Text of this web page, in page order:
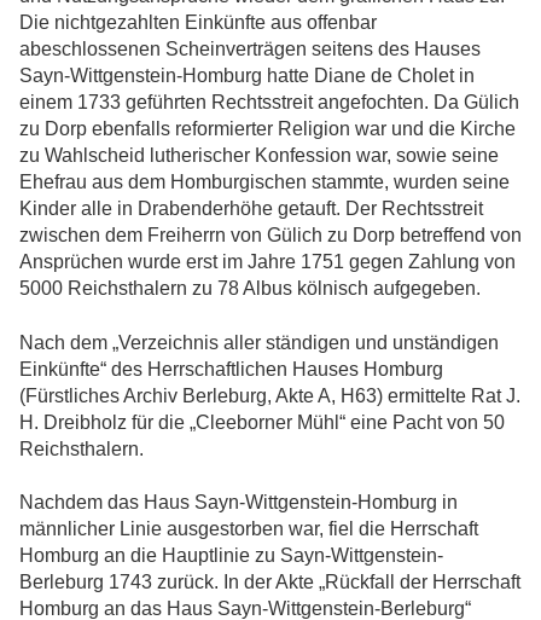
Die nichtgezahlten Einkünfte aus offenbar
abeschlossenen Scheinverträgen seitens des Hauses
Sayn-Wittgenstein-Homburg hatte Diane de Cholet in
einem 1733 geführten Rechtsstreit angefochten. Da Gülich
zu Dorp ebenfalls reformierter Religion war und die Kirche
zu Wahlscheid lutherischer Konfession war, sowie seine
Ehefrau aus dem Homburgischen stammte, wurden seine
Kinder alle in Drabenderhöhe getauft. Der Rechtsstreit
zwischen dem Freiherrn von Gülich zu Dorp betreffend von
Ansprüchen wurde erst im Jahre 1751 gegen Zahlung von
5000 Reichsthalern zu 78 Albus kölnisch aufgegeben.
Nach dem „Verzeichnis aller ständigen und unständigen
Einkünfte“ des Herrschaftlichen Hauses Homburg
(Fürstliches Archiv Berleburg, Akte A, H63) ermittelte Rat J.
H. Dreibholz für die „Cleeborner Mühl“ eine Pacht von 50
Reichsthalern.
Nachdem das Haus Sayn-Wittgenstein-Homburg in
männlicher Linie ausgestorben war, fiel die Herrschaft
Homburg an die Hauptlinie zu Sayn-Wittgenstein-
Berleburg 1743 zurück. In der Akte „Rückfall der Herrschaft
Homburg an das Haus Sayn-Wittgenstein-Berleburg“